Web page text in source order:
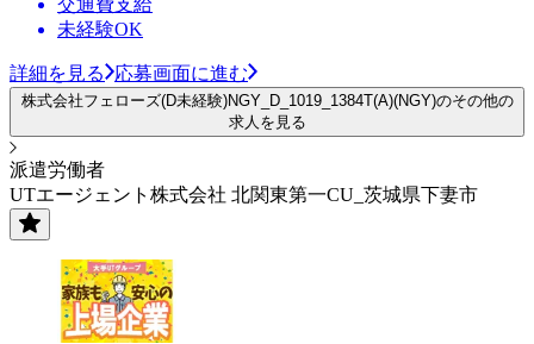
未経験OK
詳細を見る 応募画面に進む
株式会社フェローズ(D未経験)NGY_D_1019_1384T(A)(NGY)のその他の
求人を見る
派遣労働者
UTエージェント株式会社 北関東第一CU_茨城県下妻市